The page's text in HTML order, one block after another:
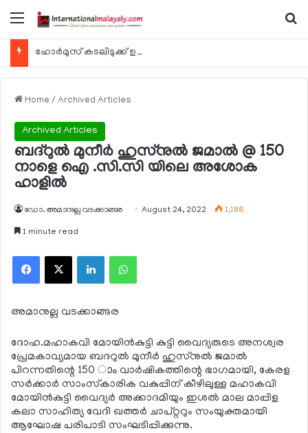
Menu
ഹോര്‍മുസ് കടലിടുക്ക് ഉടന്‍ തുറന്നേക്കും
Home / Archived Articles
Archived Articles
ബദ്‌റുല്‍ മുനീര്‍ ഹുസ്‌നുല്‍ ജമാല്‍ @ 150
നാളെ ഐ .സി.സി യിലെ അശോക
ഹാളില്‍
ഡോ. അമാനുല്ല വടക്കാങ്ങര August 24, 2022 1,186
1 minute read
Facebook
X LinkedInWhatsApp
അമാനുല്ല വടക്കാങ്ങര
ദോഹ.മഹാകവി മോയിന്‍കുട്ടി കുട്ടി വൈദ്യരുടെ അനശ്വര
പ്രേമകാവ്യമായ ബദറുല്‍ മുനീര്‍ ഹുസ്‌നുല്‍ ജമാല്‍
പിറന്നതിന്റെ 150 ാം വാര്‍ഷികത്തിന്റെ ഭാഗമായി, കേരള
സര്‍ക്കാര്‍ സാംസ്‌കാരിക വകുപ്പിന് കീഴിലുള്ള മഹാകവി
മോയിന്‍കുട്ടി വൈദ്യര്‍ അക്കാദമിയും ഇശല്‍ മാല മാപ്പിള
കലാ സാഹിത്യ വേദി ഖത്തര്‍ ചാപ്റ്ററും സംയുക്തമായി
ആഘോഷ പരിപാടി സംഘടിപ്പിക്കുന്നു.